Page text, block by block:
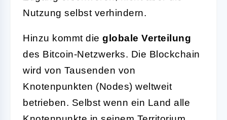
Nutzung selbst verhindern.
Hinzu kommt die globale Verteilung
des Bitcoin-Netzwerks. Die Blockchain
wird von Tausenden von
Knotenpunkten (Nodes) weltweit
betrieben. Selbst wenn ein Land alle